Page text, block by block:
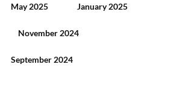
May 2025 January 2025
November 2024
September 2024